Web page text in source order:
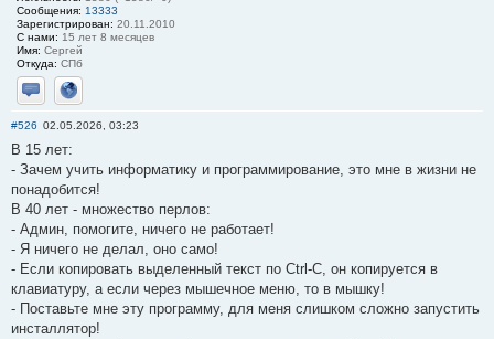
Сообщения: 13333
Зарегистрирован: 20.11.2010
С нами: 15 лет 8 месяцев
Имя: Сергей
Откуда: СПб
Отправить личное сообщение
Сайт
#526 02.05.2026, 03:23
В 15 лет:
- Зачем учить информатику и программирование, это мне в жизни не
понадобится!
В 40 лет - множество перлов:
- Админ, помогите, ничего не работает!
- Я ничего не делал, оно само!
- Если копировать выделенный текст по Сtrl-С, он копируется в
клавиатуру, а если через мышечное меню, то в мышку!
- Поставьте мне эту программу, для меня слишком сложно запустить
инсталлятор!